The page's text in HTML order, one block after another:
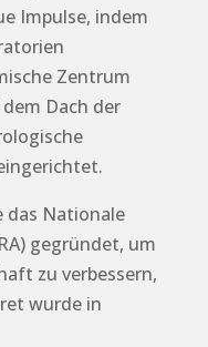
Impulse, indem
Zentrum
Dach der
das Nationale
gegründet, um
zu verbessern,
wurde in